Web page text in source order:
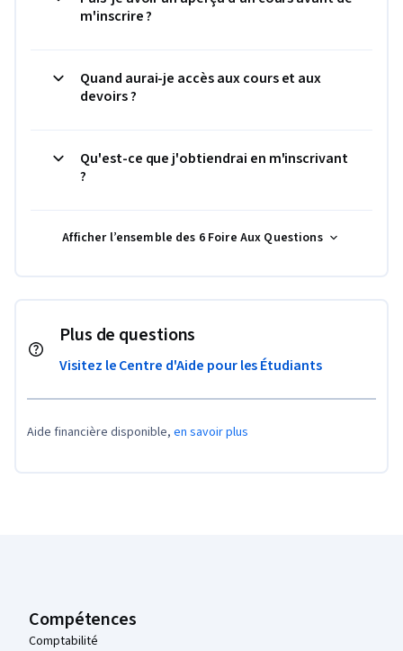
m'inscrire ?
Quand aurai-je accès aux cours et aux
devoirs ?
Qu'est-ce que j'obtiendrai en m'inscrivant
?
Afficher l’ensemble des 6 Foire Aux Questions
Plus de questions
Visitez le Centre d'Aide pour les Étudiants
Aide financière disponible, en savoir plus
Compétences
Comptabilité